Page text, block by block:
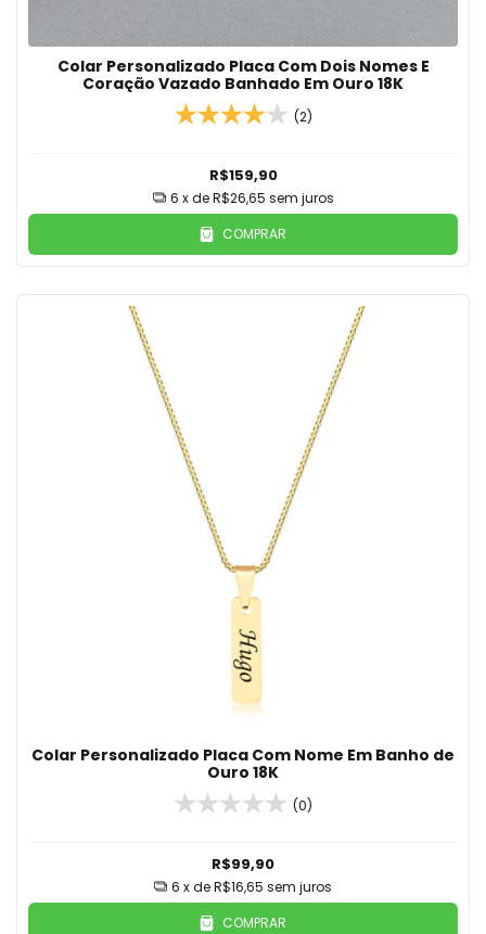
Colar Personalizado Placa Com Dois Nomes E
Coração Vazado Banhado Em Ouro 18K
(2)
R$159,90
6 x deR$26,65 sem juros
COMPRAR
Colar Personalizado Placa Com Nome Em Banho de
Ouro 18K
(0)
R$99,90
6 x deR$16,65 sem juros
COMPRAR